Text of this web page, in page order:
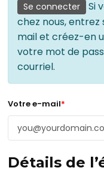
Se connecter
Si
chez nous,
mail et créez-en
votre mot de
courriel.
Votre e-mail*
Détails de